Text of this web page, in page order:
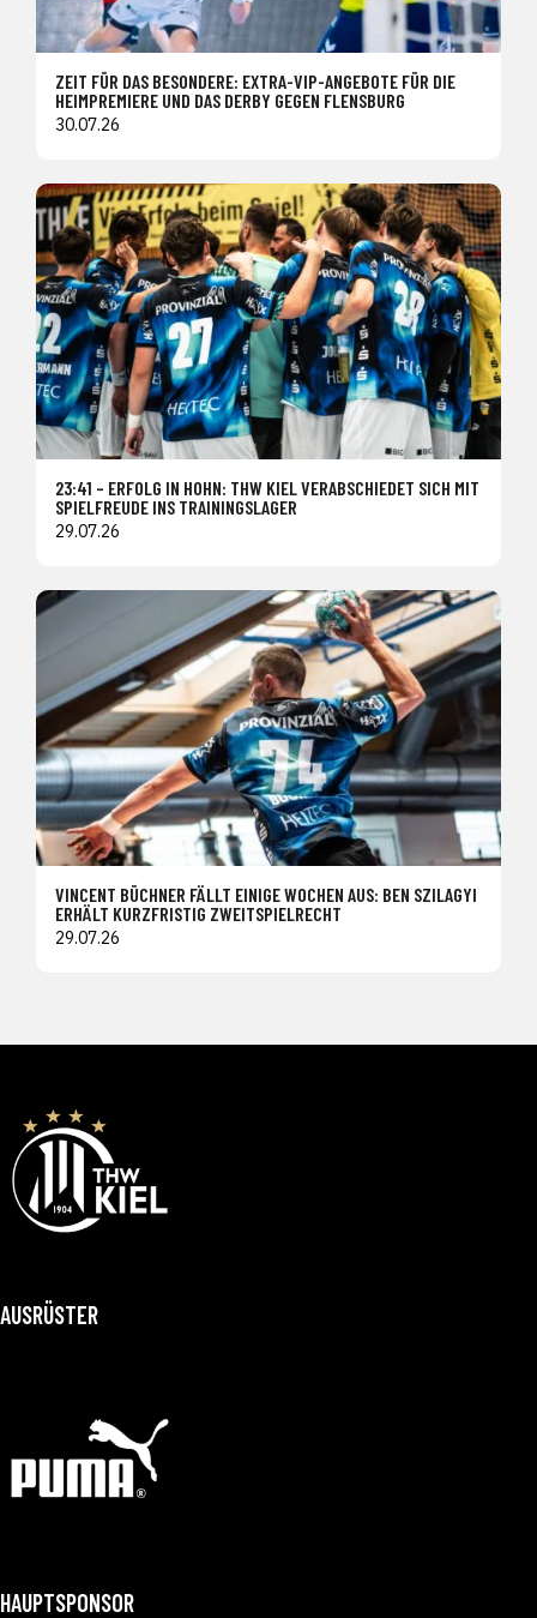
ZEIT FÜR DAS BESONDERE: EXTRA-VIP-ANGEBOTE FÜR DIE
HEIMPREMIERE UND DAS DERBY GEGEN FLENSBURG
30.07.26
23:41 – ERFOLG IN HOHN: THW KIEL VERABSCHIEDET SICH MIT
SPIELFREUDE INS TRAININGSLAGER
29.07.26
VINCENT BÜCHNER FÄLLT EINIGE WOCHEN AUS: BEN SZILAGYI
ERHÄLT KURZFRISTIG ZWEITSPIELRECHT
29.07.26
AUSRÜSTER
HAUPTSPONSOR